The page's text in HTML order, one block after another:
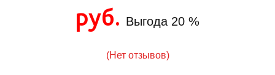
руб. Выгода 20 %
(Нет отзывов)